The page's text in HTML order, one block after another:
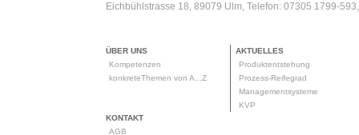
Eichbühlstrasse 18, 89079 Ulm, Telefon: 07305 1799-
ÜBER UNS
Kompetenzen
konkreteThemen von A...Z
AKTUELLES
Produktentstehung
Prozess-Reifegrad
Managementsysteme
KVP
KONTAKT
AGB